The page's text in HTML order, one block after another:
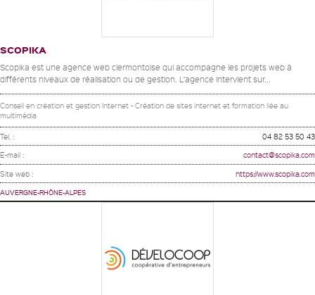
SCOPIKA
Scopika est une agence web clermontoise qui accompagne les projets web à
différents niveaux de réalisation ou de gestion. L’agence intervient sur...
Conseil en création et gestion Internet - Création de sites internet et formation liée au
multimédia
Tel. : 04 82 53 50 43
E-mail : contact@scopika.com
Site web : https://www.scopika.com
AUVERGNE-RHÔNE-ALPES